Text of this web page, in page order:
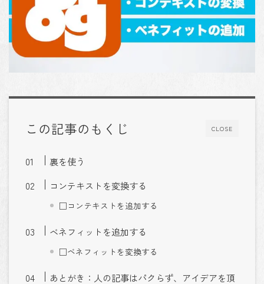
CLOSE
この記事のもくじ
裏を使う
コンテキストを変換する
□コンテキストを追加する
ベネフィットを追加する
□ベネフィットを変換する
あとがき：人の記事はパクらず、アイデアを頂